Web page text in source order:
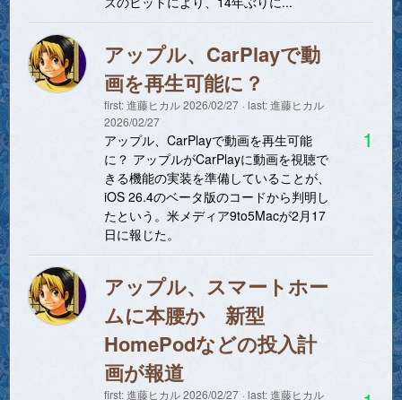
アップル、CarPlayで動
画を再生可能に？
first:進藤ヒカル2026/02/27 last:進藤ヒカル
2026/02/27
アップル、CarPlayで動画を再生可能
に？ アップルがCarPlayに動画を視聴で
きる機能の実装を準備していることが、
iOS 26.4のベータ版のコードから判明し
たという。米メディア9to5Macが2月17
日に報じた。
1
アップル、スマートホー
ムに本腰か 新型
HomePodなどの投入計
画が報道
first:進藤ヒカル2026/02/27 last:進藤ヒカル